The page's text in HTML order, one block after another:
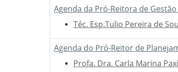
Agenda da Pró-Reitora de
Téc. Esp.Tulio Pereira de
Agenda do Pró-Reitor de
Profa. Dra. Carla Marina